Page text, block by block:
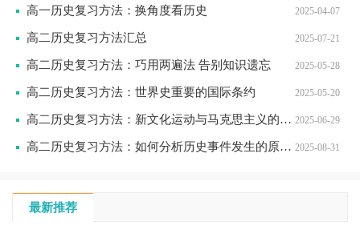
2025-04-07
高一历史复习方法：换角度看历史
2025-07-21
高二历史复习方法汇总
2025-05-28
高二历史复习方法：巧用两遍法 告别知识遗忘
2025-05-20
高二历史复习方法：世界史重要的国际条约
2025-06-29
高二历史复习方法：新文化运动与马克思主义的传播
2025-08-31
高二历史复习方法：如何分析历史事件发生的原因呢
最新推荐